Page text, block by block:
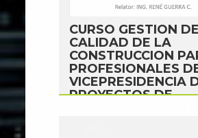
CURSO GESTION DE
CALIDAD DE LA
CONSTRUCCION
PROFESIONALES
VICEPRESIDENCIA
PROYECTOS DE